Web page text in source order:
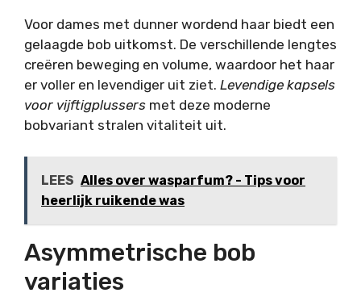
Voor dames met dunner wordend haar biedt een
gelaagde bob uitkomst. De verschillende lengtes
creëren beweging en volume, waardoor het haar
er voller en levendiger uit ziet. Levendige kapsels
voor vijftigplussers met deze moderne
bobvariant stralen vitaliteit uit.
LEES Alles over wasparfum? - Tips voor
heerlijk ruikende was
Asymmetrische bob
variaties